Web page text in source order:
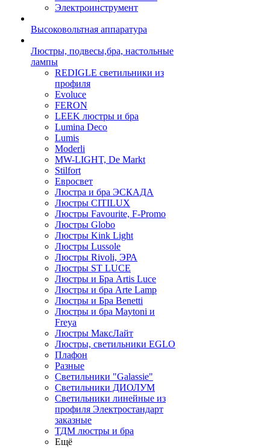
Электроинструмент
Высоковольтная аппаратура
Люстры, подвесы,бра, настольные
лампы
REDIGLE светильники из
профиля
Evoluce
FERON
LEEK люстры и бра
Lumina Deco
Lumis
Moderli
MW-LIGHT, De Markt
Stilfort
Евросвет
Люстра и бра ЭСКАДА
Люстры CITILUX
Люстры Favourite, F-Promo
Люстры Globo
Люстры Kink Light
Люстры Lussole
Люстры Rivoli, ЭРА
Люстры ST LUCE
Люстры и Бра Artis Luce
Люстры и бра Arte Lamp
Люстры и Бра Benetti
Люстры и бра Maytoni и
Freya
Люстры МаксЛайт
Люстры, светильники EGLO
Плафон
Разные
Светильники "Galassie"
Светильники ДИОЛУМ
Светильники линейные из
профиля Электростандарт
заказные
ТДМ люстры и бра
Ещё